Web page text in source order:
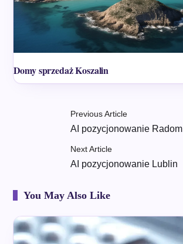
Domy sprzedaż Koszalin
Previous Article
AI pozycjonowanie Radom
Next Article
AI pozycjonowanie Lublin
You May Also Like